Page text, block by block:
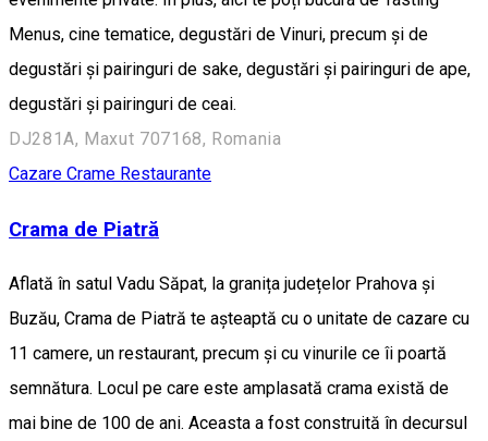
Menus, cine tematice, degustări de Vinuri, precum și de
degustări și pairinguri de sake, degustări și pairinguri de ape,
degustări și pairinguri de ceai.
DJ281A, Maxut 707168, Romania
Cazare Crame Restaurante
Crama de Piatră
Aflată în satul Vadu Săpat, la granița județelor Prahova și
Buzău, Crama de Piatră te așteaptă cu o unitate de cazare cu
11 camere, un restaurant, precum și cu vinurile ce îi poartă
semnătura. Locul pe care este amplasată crama există de
mai bine de 100 de ani. Aceasta a fost construită în decursul